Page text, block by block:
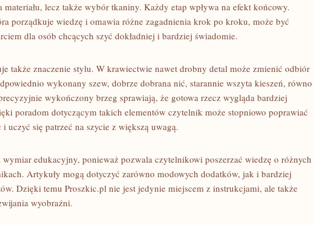
materiału, lecz także wybór tkaniny. Każdy etap wpływa na efekt końcowy.
porządkuje wiedzę i omawia różne zagadnienia krok po kroku, może być
dla osób chcących szyć dokładniej i bardziej świadomie.
także znaczenie stylu. W krawiectwie nawet drobny detal może zmienić odbiór
wykonany szew, dobrze dobrana nić, starannie wszyta kieszeń, równo
wykończony brzeg sprawiają, że gotowa rzecz wygląda bardziej
poradom dotyczącym takich elementów czytelnik może stopniowo poprawiać
uczyć się patrzeć na szycie z większą uwagą.
wymiar edukacyjny, ponieważ pozwala czytelnikowi poszerzać wiedzę o różnych
Artykuły mogą dotyczyć zarówno modowych dodatków, jak i bardziej
Dzięki temu Proszkic.pl nie jest jedynie miejscem z instrukcjami, ale także
wyobraźni.